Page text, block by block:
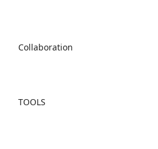
Collaboration
TOOLS